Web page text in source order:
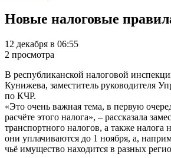
Новые налоговые
12 декабря в 06:55
2 просмотра
В республиканской налоговой
Кунижева, заместитель руководителя
по КЧР.
«Это очень важная тема, в первую
расчёте этого налога», – рассказала
транспортного налогов, а также
они уплачиваются до 1 ноября, а,
чьё имущество находится в разных